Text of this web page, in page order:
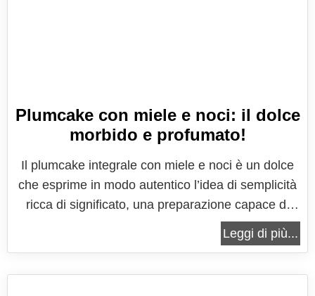
Plumcake con miele e noci: il dolce
morbido e profumato!
Il plumcake integrale con miele e noci è un dolce
che esprime in modo autentico l’idea di semplicità
ricca di significato, una preparazione capace di
unire gusto, naturalità e una sensazione di comfort
che si ritrova spesso nei dolci fatti in casa. È una
Leggi di più...